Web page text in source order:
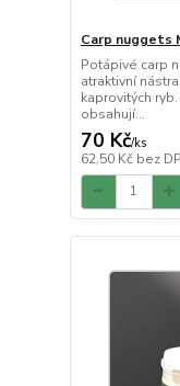
Carp nuggets
Potápivé carp
atraktivní
kaprovitých
obsahují...
70 Kč/ks
62,50 Kč bez